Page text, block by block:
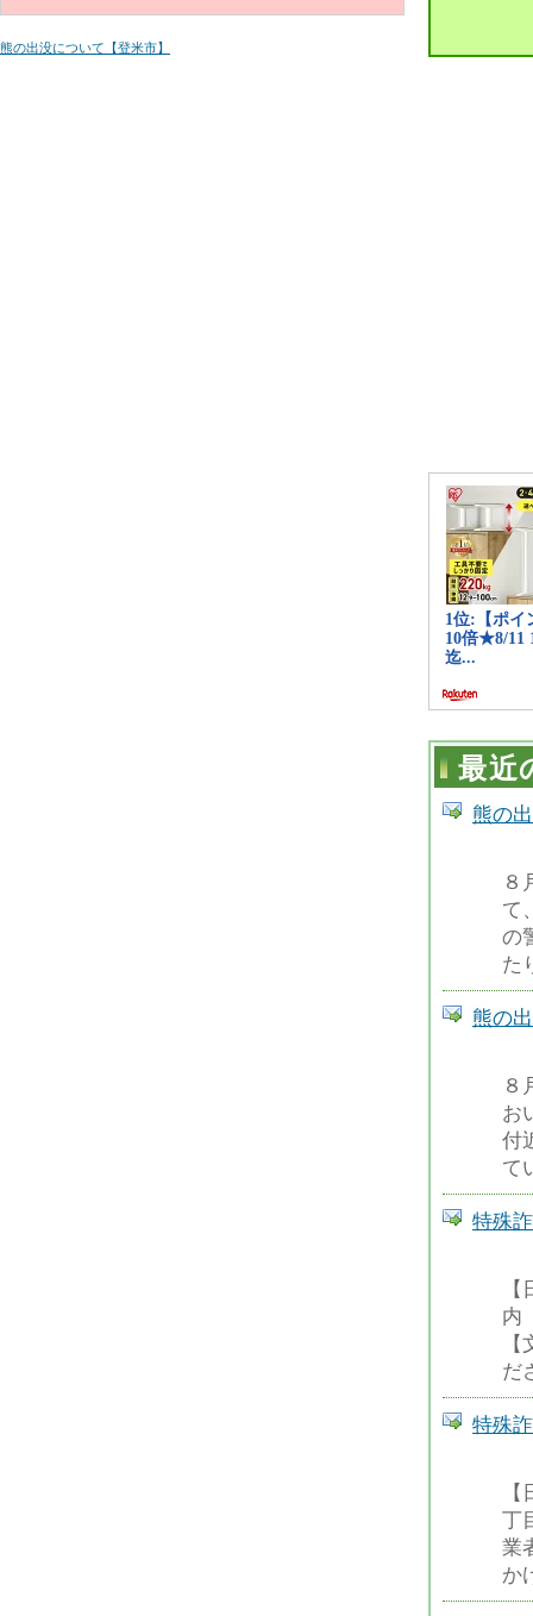
最近
熊の
８
て
の
た
熊の
８
お
付
て
特殊
内
だ
特殊
丁
業
か
熊の出没について【登米市】